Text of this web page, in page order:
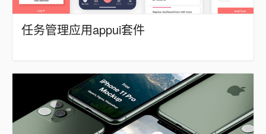
任务管理应用appui套件